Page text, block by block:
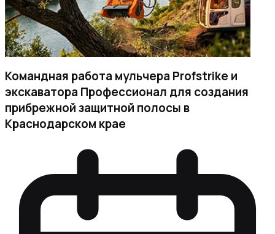
Командная работа мульчера Profstrike и
экскаватора Профессионал для создания
прибрежной защитной полосы в
Краснодарском крае